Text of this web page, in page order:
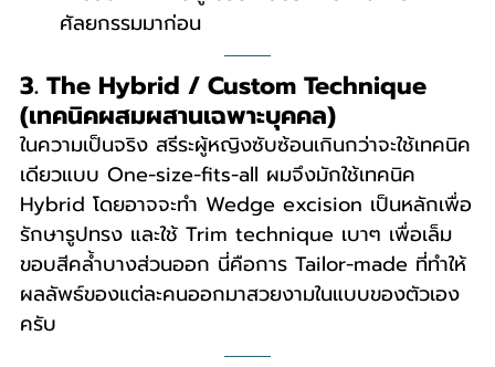
ศัลยกรรมมาก่อน
3. The Hybrid / Custom Technique
(เทคนิคผสมผสานเฉพาะบุคคล)
ในความเป็นจริง สรีระผู้หญิงซับซ้อนเกินกว่าจะใช้เทคนิค
เดียวแบบ One-size-fits-all ผมจึงมักใช้เทคนิค
Hybrid โดยอาจจะทำ Wedge excision เป็นหลักเพื่อ
รักษารูปทรง และใช้ Trim technique เบาๆ เพื่อเล็ม
ขอบสีคล้ำบางส่วนออก นี่คือการ Tailor-made ที่ทำให้
ผลลัพธ์ของแต่ละคนออกมาสวยงามในแบบของตัวเอง
ครับ